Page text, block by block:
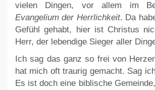
vielen Dingen, vor allem im
Evangelium der Herrlichkeit. Da
Gefühl gehabt, hier ist Christus
Herr, der lebendige Sieger aller
Ich sag das ganz so frei von
hat mich oft traurig gemacht. Sag
Es ist doch eine biblische